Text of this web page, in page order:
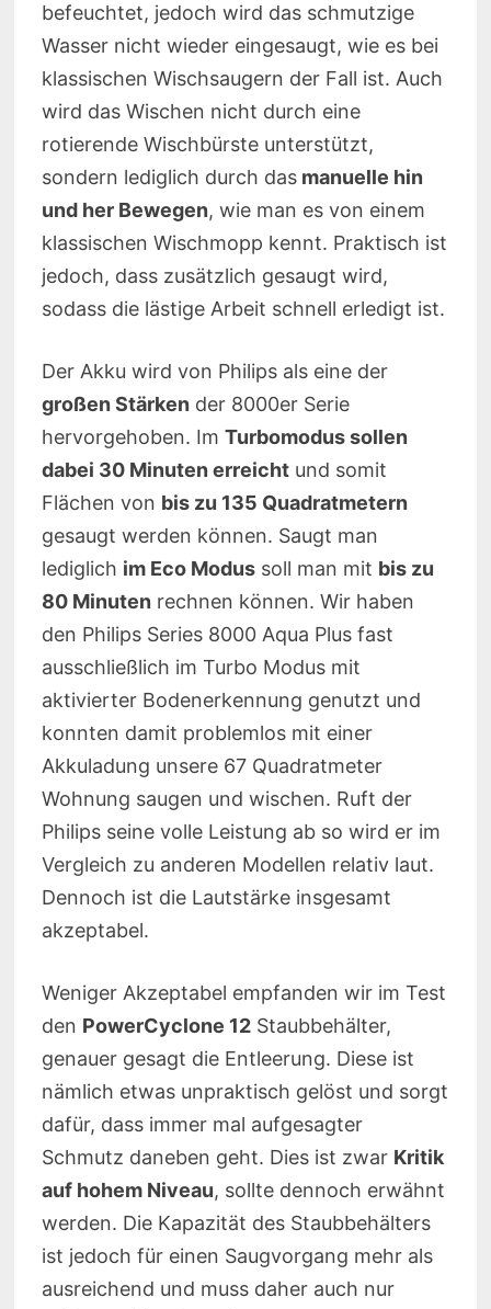
befeuchtet, jedoch wird das schmutzige
Wasser nicht wieder eingesaugt, wie es bei
klassischen Wischsaugern der Fall ist. Auch
wird das Wischen nicht durch eine
rotierende Wischbürste unterstützt,
sondern lediglich durch dasmanuelle hin
und her Bewegen, wie man es von einem
klassischen Wischmopp kennt. Praktisch ist
jedoch, dass zusätzlich gesaugt wird,
sodass die lästige Arbeit schnell erledigt ist.
Der Akku wird von Philips als eine der
großen Stärken der 8000er Serie
hervorgehoben. Im Turbomodus sollen
dabei 30 Minuten erreichtund somit
Flächen von bis zu 135 Quadratmetern
gesaugt werden können. Saugt man
lediglich im Eco Modussoll man mit bis zu
80 Minuten rechnen können. Wir haben
den Philips Series 8000 Aqua Plus fast
ausschließlich im Turbo Modus mit
aktivierter Bodenerkennung genutzt und
konnten damit problemlos mit einer
Akkuladung unsere 67 Quadratmeter
Wohnung saugen und wischen. Ruft der
Philips seine volle Leistung ab so wird er im
Vergleich zu anderen Modellen relativ laut.
Dennoch ist die Lautstärke insgesamt
akzeptabel.
Weniger Akzeptabel empfanden wir im Test
den PowerCyclone 12Staubbehälter,
genauer gesagt die Entleerung. Diese ist
nämlich etwas unpraktisch gelöst und sorgt
dafür, dass immer mal aufgesagter
Schmutz daneben geht. Dies ist zwar Kritik
auf hohem Niveau, sollte dennoch erwähnt
werden. Die Kapazität des Staubbehälters
ist jedoch für einen Saugvorgang mehr als
ausreichend und muss daher auch nur